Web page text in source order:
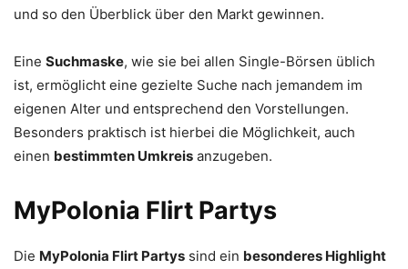
und so den Überblick über den Markt gewinnen.
Eine Suchmaske, wie sie bei allen Single-Börsen üblich
ist, ermöglicht eine gezielte Suche nach jemandem im
eigenen Alter und entsprechend den Vorstellungen.
Besonders praktisch ist hierbei die Möglichkeit, auch
einen bestimmten Umkreis anzugeben.
MyPolonia Flirt Partys
Die MyPolonia Flirt Partys sind ein besonderes Highlight